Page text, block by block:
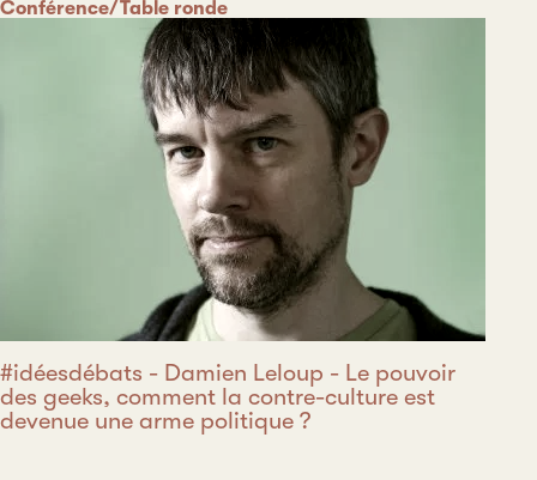
Catégorie
Conférence/Table ronde
#idéesdébats - Damien Leloup - Le pouvoir
des geeks, comment la contre-culture est
devenue une arme politique ?